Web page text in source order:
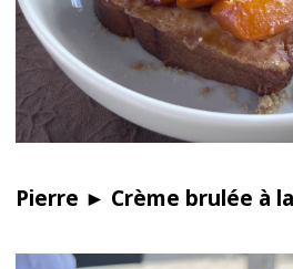
Pierre ► Crème brulée à